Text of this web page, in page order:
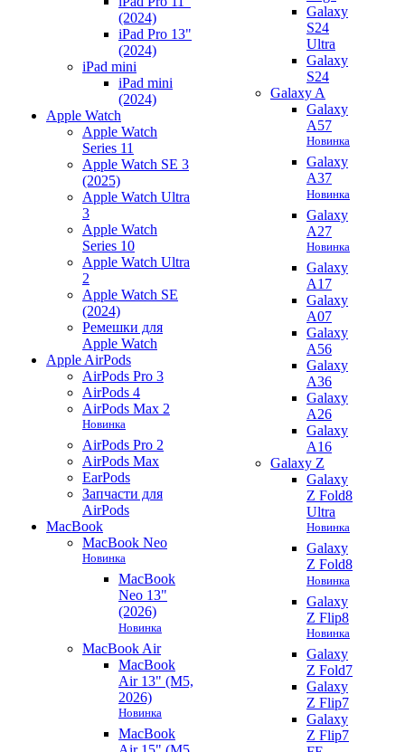
(2024)
iPad Pro 13"
(2024)
iPad mini
iPad mini
(2024)
Apple Watch
Apple Watch
Series 11
Apple Watch SE 3
(2025)
Apple Watch Ultra
3
Apple Watch
Series 10
Apple Watch Ultra
2
Apple Watch SE
(2024)
Ремешки для
Apple Watch
Apple AirPods
AirPods Pro 3
AirPods 4
AirPods Max 2
Новинка
AirPods Pro 2
AirPods Max
EarPods
Запчасти для
AirPods
MacBook
MacBook Neo
Новинка
MacBook
Neo 13"
(2026)
Новинка
MacBook Air
MacBook
Air 13" (M5,
2026)
Новинка
MacBook
Galaxy
S24
Ultra
Galaxy
S24
Galaxy A
Galaxy
A57
Новинка
Galaxy
A37
Новинка
Galaxy
A27
Новинка
Galaxy
A17
Galaxy
A07
Galaxy
A56
Galaxy
A36
Galaxy
A26
Galaxy
A16
Galaxy Z
Galaxy
Z Fold8
Ultra
Новинка
Galaxy
Z Fold8
Новинка
Galaxy
Z Flip8
Новинка
Galaxy
Z Fold7
Galaxy
Z Flip7
Galaxy
Z Flip7